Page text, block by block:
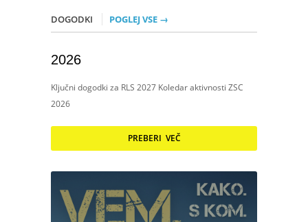
DOGODKI POGLEJ VSE →
2026
Ključni dogodki za RLS 2027 Koledar aktivnosti ZSC
2026
PREBERI VEČ